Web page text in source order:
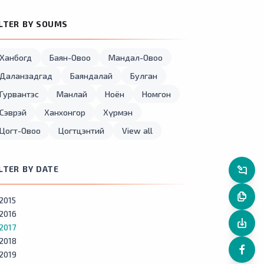
BY SOUMS
Ханбогд Баян-Овоо
Мандал-Овоо
Даланзадгад
Баяндалай
Булган
Гурвантэс
Манлай Ноён
Номгон
Сэврэй
Ханхонгор
Хүрмэн
Цогт-Овоо
Цогтцэнтий View all
BY DATE